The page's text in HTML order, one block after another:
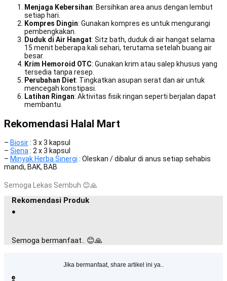
Menjaga Kebersihan: Bersihkan area anus dengan lembut
setiap hari.
Kompres Dingin: Gunakan kompres es untuk mengurangi
pembengkakan.
Duduk di Air Hangat: Sitz bath, duduk di air hangat selama
15 menit beberapa kali sehari, terutama setelah buang air
besar.
Krim Hemoroid OTC: Gunakan krim atau salep khusus yang
tersedia tanpa resep.
Perubahan Diet: Tingkatkan asupan serat dan air untuk
mencegah konstipasi.
Latihan Ringan: Aktivitas fisik ringan seperti berjalan dapat
membantu.
Rekomendasi Halal Mart
– Biosir: 3 x 3 kapsul
– Siena : 2 x 3 kapsul
– Minyak Herba Sinergi : Oleskan / dibalur di anus setiap sehabis
mandi, BAK, BAB
Semoga Lekas Sembuh 😊🙏
Rekomendasi Produk
●
Semoga bermanfaat.. 😊🙏
Jika bermanfaat, share artikel ini ya..